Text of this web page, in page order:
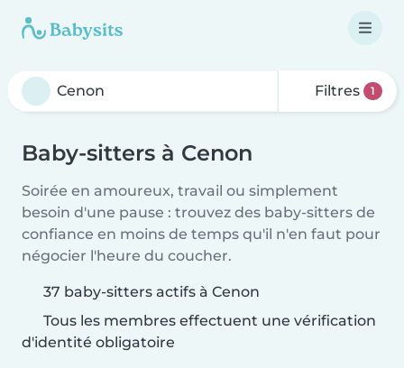
Filtres 1
Baby-sitters à Cenon
Soirée en amoureux, travail ou simplement
besoin d'une pause : trouvez des baby-sitters de
confiance en moins de temps qu'il n'en faut pour
négocier l'heure du coucher.
37 baby-sitters actifs à Cenon
Tous les membres effectuent une vérification
d'identité obligatoire